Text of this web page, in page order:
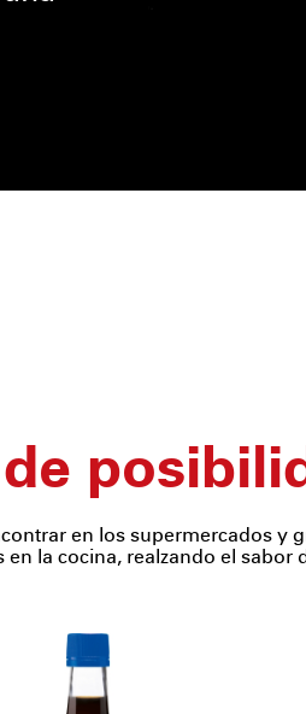
en los supermercados y
la cocina, realzando el sabor